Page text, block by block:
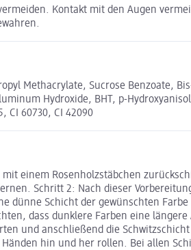
Kontakt mit den Augen
Methacrylate, Sucrose Benzoate,
Hydroxide, BHT, p-
CI 60730, CI 42090
einem Rosenholzstäbchen
Schritt 2: Nach dieser
dünne Schicht der gewünschten
dass dunklere Farben eine
und anschließend die
hin und her rollen. Bei allen